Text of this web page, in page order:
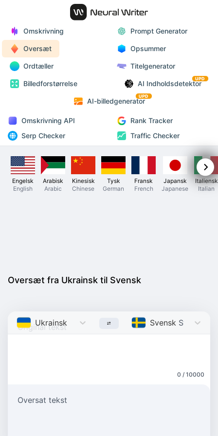
Omskrivning Prompt Generator
Oversæt Opsummer
Ordtæller Titelgenerator
Billedforstørrelse AI Indholdsdetektor
UPD
AI-billedgenerator
UPD
Omskrivning API
Rank Tracker
Serp Checker
Traffic Checker
Engelsk
English
Arabisk
Arabic
Kinesisk
Chinese
Tysk
German
Fransk
French
Japansk
Japanese
Italiensk
Italian
Oversæt fra Ukrainsk til Svensk
Ukrainsk Ukrainian Svensk Swedish
0 / 10000
Oversat tekst